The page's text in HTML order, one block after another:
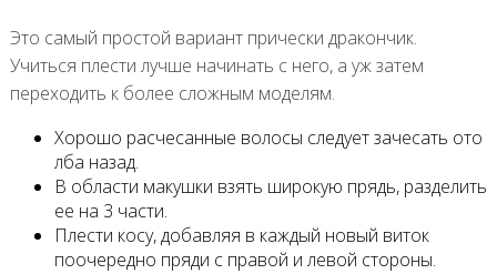
Это самый простой вариант прически дракончик.
Учиться плести лучше начинать с него, а уж затем
переходить к более сложным моделям.
Хорошо расчесанные волосы следует зачесать ото
лба назад.
В области макушки взять широкую прядь, разделить
ее на 3 части.
Плести косу, добавляя в каждый новый виток
поочередно пряди с правой и левой стороны.